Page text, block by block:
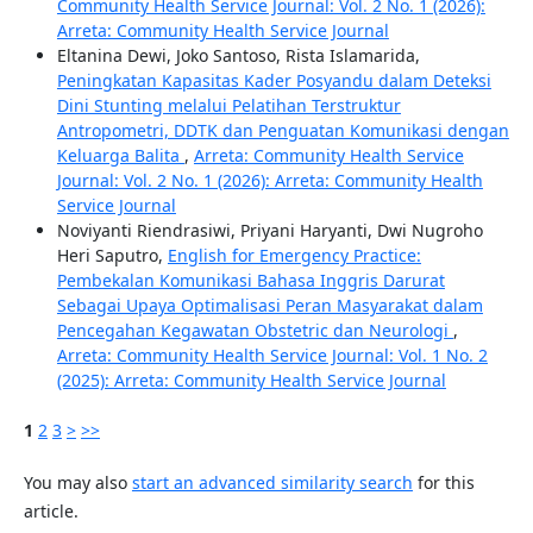
Community Health Service Journal: Vol. 2 No. 1 (2026):
Arreta: Community Health Service Journal
Eltanina Dewi, Joko Santoso, Rista Islamarida,
Peningkatan Kapasitas Kader Posyandu dalam Deteksi
Dini Stunting melalui Pelatihan Terstruktur
Antropometri, DDTK dan Penguatan Komunikasi dengan
Keluarga Balita , Arreta: Community Health Service
Journal: Vol. 2 No. 1 (2026): Arreta: Community Health
Service Journal
Noviyanti Riendrasiwi, Priyani Haryanti, Dwi Nugroho
Heri Saputro, English for Emergency Practice:
Pembekalan Komunikasi Bahasa Inggris Darurat
Sebagai Upaya Optimalisasi Peran Masyarakat dalam
Pencegahan Kegawatan Obstetric dan Neurologi ,
Arreta: Community Health Service Journal: Vol. 1 No. 2
(2025): Arreta: Community Health Service Journal
1 2 3 > >>
You may also start an advanced similarity search for this
article.